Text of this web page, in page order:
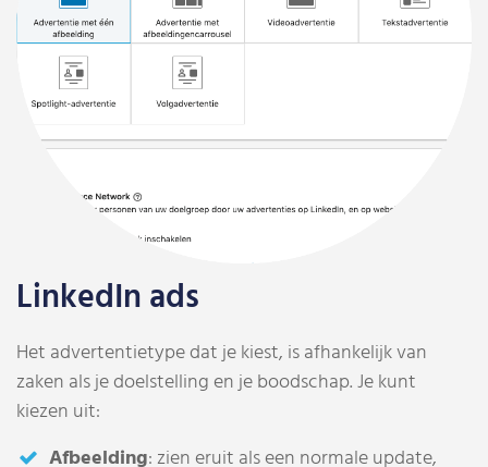
LinkedIn ads
Het advertentietype dat je kiest, is afhankelijk van
zaken als je doelstelling en je boodschap. Je kunt
kiezen uit:
Afbeelding: zien eruit als een normale update,